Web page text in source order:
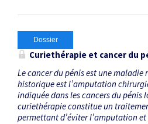
Dossier
Curiethérapie et cancer du
Le cancer du pénis est une
historique est l’amputation
indiquée dans les cancers du pénis
curiethérapie constitue un
permettant d’éviter l’amputation et